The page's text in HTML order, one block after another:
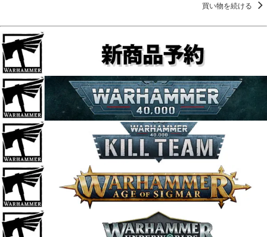
買い物を続ける